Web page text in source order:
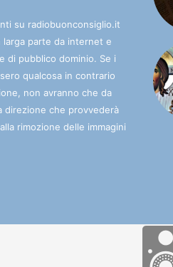
su radiobuonconsiglio.it
larga parte da internet e
di pubblico dominio. Se i
qualcosa in contrario
non avranno che da
direzione che provvederà
rimozione delle immagini